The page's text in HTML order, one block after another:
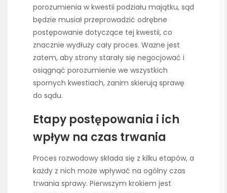
porozumienia w kwestii podziału majątku, sąd
będzie musiał przeprowadzić odrębne
postępowanie dotyczące tej kwestii, co
znacznie wydłuży cały proces. Ważne jest
zatem, aby strony starały się negocjować i
osiągnąć porozumienie we wszystkich
spornych kwestiach, zanim skierują sprawę
do sądu.
Etapy postępowania i ich
wpływ na czas trwania
Proces rozwodowy składa się z kilku etapów, a
każdy z nich może wpływać na ogólny czas
trwania sprawy. Pierwszym krokiem jest